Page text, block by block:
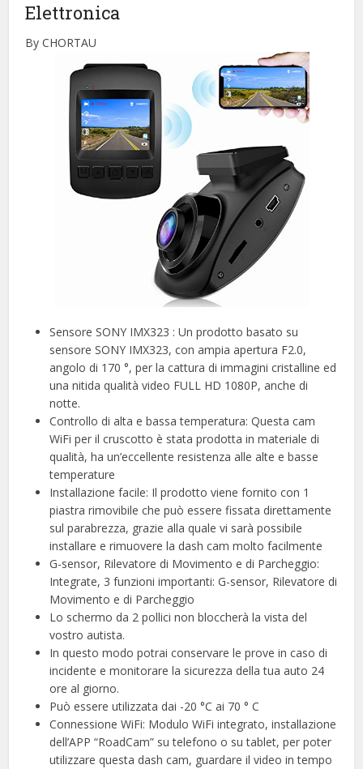
Elettronica
By CHORTAU
Sensore SONY IMX323 : Un prodotto basato su
sensore SONY IMX323, con ampia apertura F2.0,
angolo di 170 °, per la cattura di immagini cristalline ed
una nitida qualità video FULL HD 1080P, anche di
notte.
Controllo di alta e bassa temperatura: Questa cam
WiFi per il cruscotto è stata prodotta in materiale di
qualità, ha un’eccellente resistenza alle alte e basse
temperature
Installazione facile: Il prodotto viene fornito con 1
piastra rimovibile che può essere fissata direttamente
sul parabrezza, grazie alla quale vi sarà possibile
installare e rimuovere la dash cam molto facilmente
G-sensor, Rilevatore di Movimento e di Parcheggio:
Integrate, 3 funzioni importanti: G-sensor, Rilevatore di
Movimento e di Parcheggio
Lo schermo da 2 pollici non bloccherà la vista del
vostro autista.
In questo modo potrai conservare le prove in caso di
incidente e monitorare la sicurezza della tua auto 24
ore al giorno.
Può essere utilizzata dai -20 °C ai 70 ° C
Connessione WiFi: Modulo WiFi integrato, installazione
dell’APP “RoadCam” su telefono o su tablet, per poter
utilizzare questa dash cam, guardare il video in tempo